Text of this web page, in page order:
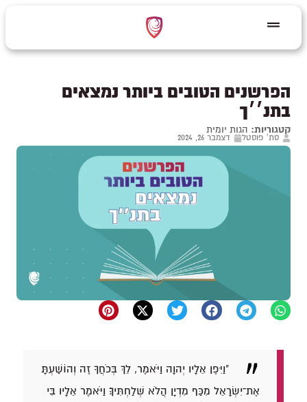
הפרשנים הטובים ביותר נמצאים
בתנ׳׳ך
קטגוריות: הגות יומית
סת' פוסטל דצמבר 26, 2024
"וַיִּפֶן אֵלָיו יְהוָה וַיֹּאמֶר, לֵךְ בְּכֹחֲךָ זֶה וְהוֹשַׁעְתָּ
אֶת־יִשְׂרָאֵל מִכַּף מִדְיָן הֲלֹא שְׁלַחְתִּיךָ׃ וַיֹּאמֶר אֵלָיו בִּי